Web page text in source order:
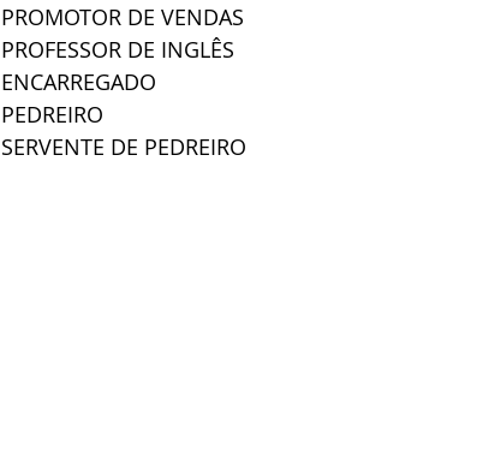
PROMOTOR DE VENDAS
PROFESSOR DE INGLÊS
ENCARREGADO
PEDREIRO
SERVENTE DE PEDREIRO